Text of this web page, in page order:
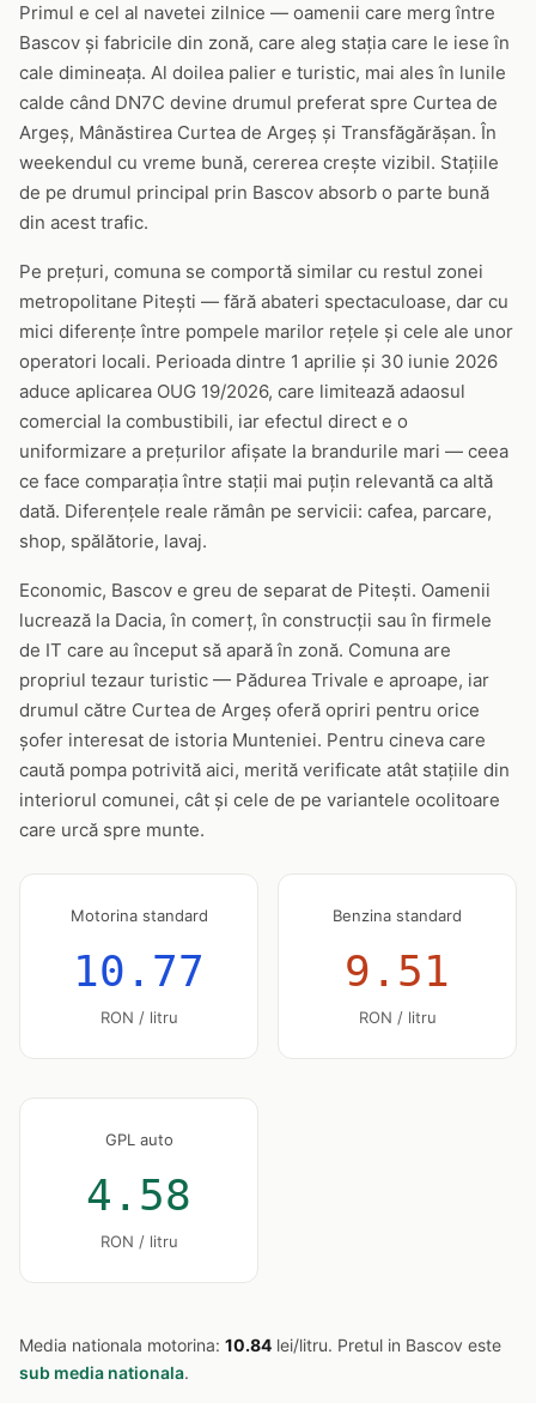
Primul e cel al navetei zilnice — oamenii care merg între
Bascov și fabricile din zonă, care aleg stația care le iese în
cale dimineața. Al doilea palier e turistic, mai ales în lunile
calde când DN7C devine drumul preferat spre Curtea de
Argeș, Mânăstirea Curtea de Argeș și Transfăgărășan. În
weekendul cu vreme bună, cererea crește vizibil. Stațiile
de pe drumul principal prin Bascov absorb o parte bună
din acest trafic.
Pe prețuri, comuna se comportă similar cu restul zonei
metropolitane Pitești — fără abateri spectaculoase, dar cu
mici diferențe între pompele marilor rețele și cele ale unor
operatori locali. Perioada dintre 1 aprilie și 30 iunie 2026
aduce aplicarea OUG 19/2026, care limitează adaosul
comercial la combustibili, iar efectul direct e o
uniformizare a prețurilor afișate la brandurile mari — ceea
ce face comparația între stații mai puțin relevantă ca altă
dată. Diferențele reale rămân pe servicii: cafea, parcare,
shop, spălătorie, lavaj.
Economic, Bascov e greu de separat de Pitești. Oamenii
lucrează la Dacia, în comerț, în construcții sau în firmele
de IT care au început să apară în zonă. Comuna are
propriul tezaur turistic — Pădurea Trivale e aproape, iar
drumul către Curtea de Argeș oferă opriri pentru orice
șofer interesat de istoria Munteniei. Pentru cineva care
caută pompa potrivită aici, merită verificate atât stațiile din
interiorul comunei, cât și cele de pe variantele ocolitoare
care urcă spre munte.
Motorina standard
10.77
RON / litru
Benzina standard
9.51
RON / litru
GPL auto
4.58
RON / litru
Media nationala motorina: 10.84 lei/litru. Pretul in Bascov este
sub media nationala.